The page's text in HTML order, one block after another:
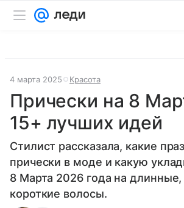
4 марта 2025 Красота
Прически на 8
15+ лучших идей
Стилист рассказала, какие
прически в моде и какую
8 Марта 2026 года на
короткие волосы.